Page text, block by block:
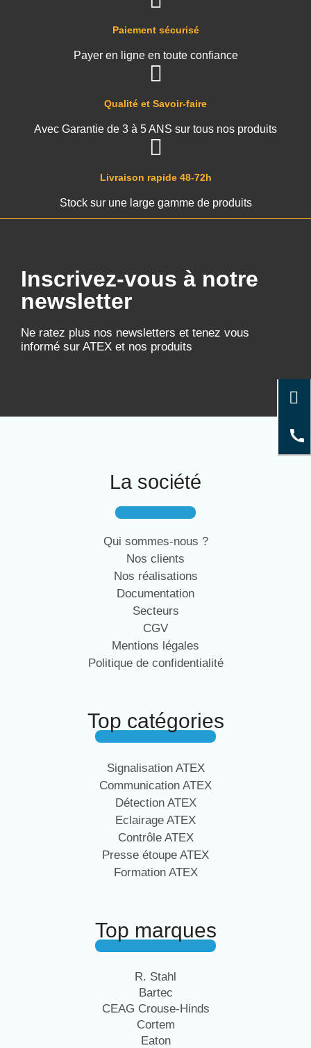
Livraison rapide 48-72h
Stock sur une large gamme de produits
Qualité et Savoir-faire
Avec Garantie de 3 à 5 ANS sur tous nos produits
Paiement sécurisé
Payer en ligne en toute confiance
Inscrivez-vous à notre
newsletter
Ne ratez plus nos newsletters et tenez vous
informé sur ATEX et nos produits
La société
Qui sommes-nous ?
Nos clients
Nos réalisations
Documentation
Secteurs
CGV
Mentions légales
Politique de confidentialité
Top catégories
Signalisation ATEX
Communication ATEX
Détection ATEX
Eclairage ATEX
Contrôle ATEX
Presse étoupe ATEX
Formation ATEX
Top marques
R. Stahl
Bartec
CEAG Crouse-Hinds
Cortem
Eaton